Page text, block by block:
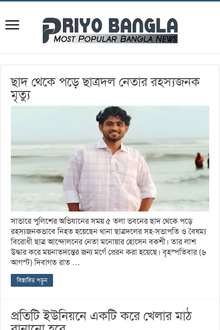
ছাদ থেকে পড়ে ছাত্রদল নেতার রহস্যজনক
মৃত্যু
সাভারে পুলিশের অভিযানের সময় ৫ তলা ভবনের ছাদ থেকে পড়ে
রহস্যজনকভাবে নিহত হয়েছেন থানা ছাত্রদলের সহ-সভাপতি ও বৈষম্য
বিরোধী ছাত্র আন্দোলনের নেতা মনোয়ার হোসেন বকশী। তার লাশ
উদ্ধার করে ময়নাতদন্তের জন্য মর্গে প্রেরন করা হয়েছে। বৃহস্পতিবার (৬
আগস্ট) দিবাগত রাত …
বিস্তারিত পড়ুন
প্রতিটি ইউনিয়নে একটি করে খেলার মাঠ